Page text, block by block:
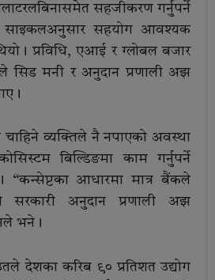
सहजीकरण गर्नुपर्ने
साइकलअनुसार सहयोग आवश्यक
प्रविधि, एआई र ग्लोबल बजार
सिड मनी र अनुदान प्रणाली अझ
चाहिने व्यक्तिले नै नपाएको अवस्था
बिल्डिङमा काम गर्नुपर्ने
आधारमा मात्र बैंकले
सरकारी अनुदान प्रणाली अझ
भने।
देशका करिब ९० प्रतिशत उद्योग